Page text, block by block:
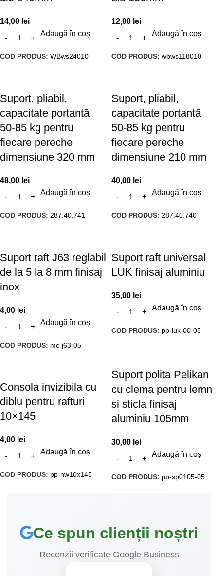
14,00 lei
Adaugă în coș
COD PRODUS: WBws24010
12,00 lei
Adaugă în coș
COD PRODUS: wbws118010
Suport, pliabil,
capacitate portantă
50-85 kg pentru
fiecare pereche
dimensiune 320 mm
48,00 lei
Adaugă în coș
COD PRODUS: 287.40.741
Suport, pliabil,
capacitate portantă
50-85 kg pentru
fiecare pereche
dimensiune 210 mm
40,00 lei
Adaugă în coș
COD PRODUS: 287.40.740
Suport raft J63 reglabil
de la 5 la 8 mm finisaj
inox
4,00 lei
Adaugă în coș
COD PRODUS: mc-j63-05
Suport raft universal
LUK finisaj aluminiu
35,00 lei
Adaugă în coș
COD PRODUS: pp-luk-00-05
Consola invizibila cu
diblu pentru rafturi
10×145
4,00 lei
Adaugă în coș
COD PRODUS: pp-nw10x145
Suport polita Pelikan
cu clema pentru lemn
si sticla finisaj
aluminiu 105mm
30,00 lei
Adaugă în coș
COD PRODUS: pp-sp0105-05
Ce spun clienții noștri
Recenzii verificate Google Business